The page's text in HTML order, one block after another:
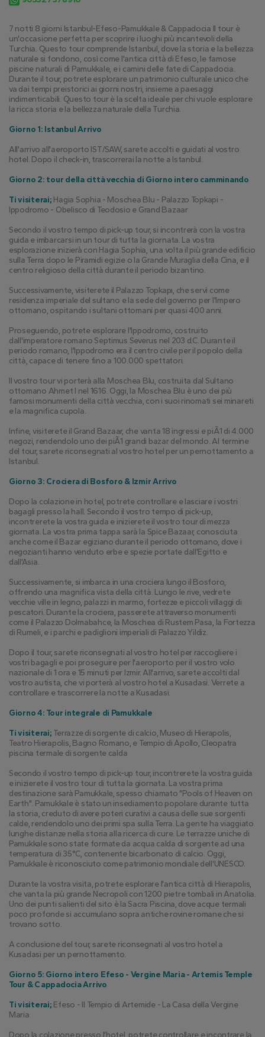
7 notti 8 giorni Istanbul-Efeso-Pamukkale & Cappadocia Il tour è
un'occasione perfetta per scoprire i luoghi più incantevoli della
Turchia. Questo tour comprende Istanbul, dove la storia e la bellezza
naturale si fondono, così come l'antica città di Efeso, le famose
piscine naturali di Pamukkale, e i camini delle fate di Cappadocia.
Durante il tour, potrete esplorare un patrimonio culturale unico che
va dai tempi preistorici ai giorni nostri, insieme a paesaggi
indimenticabili. Questo tour è la scelta ideale per chi vuole esplorare
la ricca storia e la bellezza naturale della Turchia.
Giorno 1: Istanbul Arrivo
All'arrivo all'aeroporto IST/SAW, sarete accolti e guidati al vostro
hotel. Dopo il check-in, trascorrerai la notte a Istanbul.
Giorno 2: tour della città vecchia di Giorno intero camminando
Ti visiterai; Hagia Sophia - Moschea Blu - Palazzo Topkapi -
Ippodromo - Obelisco di Teodosio e Grand Bazaar
Secondo il vostro tempo di pick-up tour, si incontrerà con la vostra
guida e imbarcarsi in un tour di tutta la giornata. La vostra
esplorazione inizierà con Hagia Sophia, una volta il più grande edificio
sulla Terra dopo le Piramidi egizie o la Grande Muraglia della Cina, e il
centro religioso della città durante il periodo bizantino.
Successivamente, visiterete il Palazzo Topkapı, che servì come
residenza imperiale del sultano e la sede del governo per l'Impero
ottomano, ospitando i sultani ottomani per quasi 400 anni.
Proseguendo, potrete esplorare l'Ippodromo, costruito
dall'imperatore romano Septimus Severus nel 203 d.C. Durante il
periodo romano, l'Ippodromo era il centro civile per il popolo della
città, capace di tenere fino a 100.000 spettatori.
Il vostro tour vi porterà alla Moschea Blu, costruita dal Sultano
ottomano Ahmet I nel 1616. Oggi, la Moschea Blu è uno dei più
famosi monumenti della città vecchia, con i suoi rinomati sei minareti
e la magnifica cupola.
Infine, visiterete il Grand Bazaar, che vanta 18 ingressi e piÃ1 di 4.000
negozi, rendendolo uno dei piÃ1 grandi bazar del mondo. Al termine
del tour, sarete riconsegnati al vostro hotel per un pernottamento a
Istanbul.
Giorno 3: Crociera di Bosforo & Izmir Arrivo
Dopo la colazione in hotel, potrete controllare e lasciare i vostri
bagagli presso la hall. Secondo il vostro tempo di pick-up,
incontrerete la vostra guida e inizierete il vostro tour di mezza
giornata. La vostra prima tappa sarà la Spice Bazaar, conosciuta
anche come il Bazar egiziano durante il periodo ottomano, dove i
negozianti hanno venduto erbe e spezie portate dall'Egitto e
dall'Asia.
Successivamente, si imbarca in una crociera lungo il Bosforo,
offrendo una magnifica vista della città. Lungo le rive, vedrete
vecchie ville in legno, palazzi in marmo, fortezze e piccoli villaggi di
pescatori. Durante la crociera, passerete attraverso monumenti
come il Palazzo Dolmabahce, la Moschea di Rustem Pasa, la Fortezza
di Rumeli, e i parchi e padiglioni imperiali di Palazzo Yildiz.
Dopo il tour, sarete riconsegnati al vostro hotel per raccogliere i
vostri bagagli e poi proseguire per l'aeroporto per il vostro volo
nazionale di 1 ora e 15 minuti per Izmir. All'arrivo, sarete accolti dal
vostro autista, che vi porterà al vostro hotel a Kusadasi. Verrete a
controllare e trascorrere la notte a Kusadasi.
Giorno 4: Tour integrale di Pamukkale
Ti visiterai; Terrazze di sorgente di calcio, Museo di Hierapolis,
Teatro Hierapolis, Bagno Romano, e Tempio di Apollo, Cleopatra
piscina termale di sorgente calda
Secondo il vostro tempo di pick-up tour, incontrerete la vostra guida
e inizierete il vostro tour di tutta la giornata. La vostra prima
destinazione sarà Pamukkale, spesso chiamato "Pools of Heaven on
Earth". Pamukkale è stato un insediamento popolare durante tutta
la storia, creduto di avere poteri curativi a causa delle sue sorgenti
calde, rendendolo uno dei primi spa sulla Terra. La gente ha viaggiato
lunghe distanze nella storia alla ricerca di cure. Le terrazze uniche di
Pamukkale sono state formate da acqua calda di sorgente ad una
temperatura di 35°C, contenente bicarbonato di calcio. Oggi,
Pamukkale è riconosciuto come patrimonio mondiale dell'UNESCO.
Durante la vostra visita, potrete esplorare l'antica città di Hierapolis,
che vanta la più grande Necropoli con 1200 pietre tombali in Anatolia.
Uno dei punti salienti del sito è la Sacra Piscina, dove acque termali
poco profonde si accumulano sopra antiche rovine romane che si
trovano sotto.
A conclusione del tour, sarete riconsegnati al vostro hotel a
Kusadasi per un pernottamento.
Giorno 5: Giorno intero Efeso - Vergine Maria - Artemis Temple
Tour & Cappadocia Arrivo
Ti visiterai; Efeso - Il Tempio di Artemide - La Casa della Vergine
Maria
Dopo la colazione presso l'hotel, potrete controllare e incontrare la